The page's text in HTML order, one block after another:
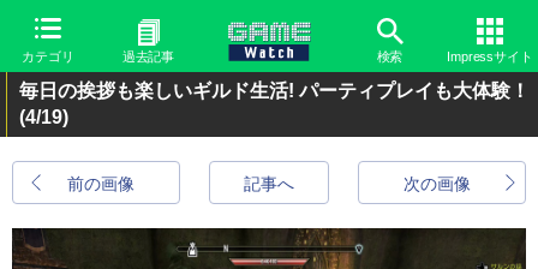
カテゴリ 過去記事 検索 Impressサイト
毎日の挨拶も楽しいギルド生活! パーティプレイも大体験！
(4/19)
前の画像 次の画像
記事へ